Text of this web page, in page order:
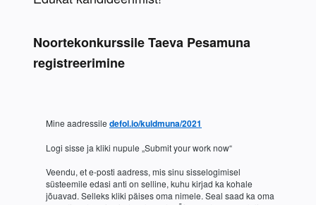
Noortekonkurssile Taeva Pesamuna
registreerimine
Mine aadressile defol.io/kuldmuna/2021
Veendu, et e-posti aadress, mis sinu sisselogimisel
süsteemile edasi anti on selline, kuhu kirjad ka kohale
jõuavad. Selleks kliki päises oma nimele. Seal saad ka oma